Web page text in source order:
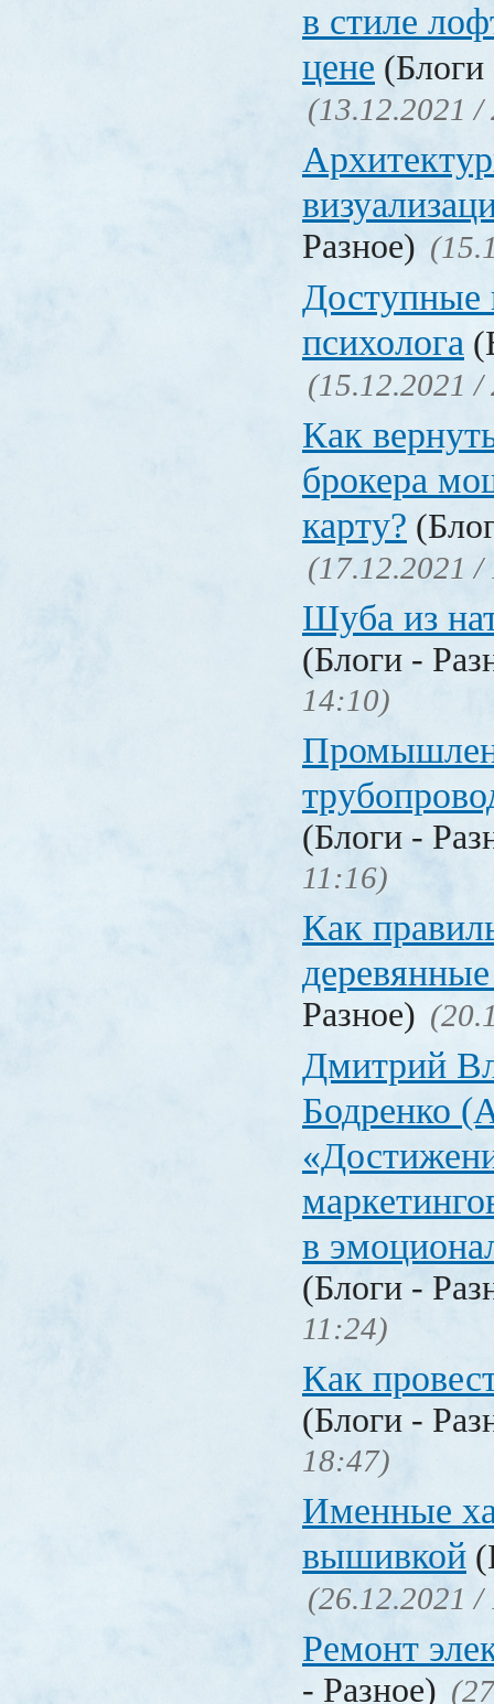
в стиле
цене (Блоги
(13.12.2021 /
Разное)
Доступные
психолога
(15.12.2021 /
Как
брокера
карту?
(17.12.2021 /
Шуба из
(Блоги -
14:10)
(Блоги -
11:16)
Как
Разное)
Дмитрий
Бодренко
в
(Блоги -
11:24)
Как
(Блоги -
18:47)
Именные
вышивкой
(26.12.2021 /
Ремонт
- Разное)